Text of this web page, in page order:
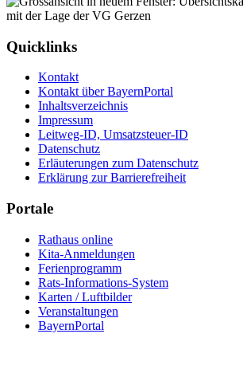
Quicklinks
Kontakt
Kontakt über BayernPortal
Inhaltsverzeichnis
Impressum
Leitweg-ID, Umsatzsteuer-ID
Datenschutz
Erläuterungen zum Datenschutz
Erklärung zur Barrierefreiheit
Portale
Rathaus online
Kita-Anmeldungen
Ferienprogramm
Rats-Informations-System
Karten / Luftbilder
Veranstaltungen
BayernPortal